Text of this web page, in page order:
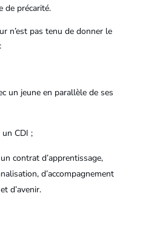
de précarité.
n’est pas tenu de donner le
un jeune en parallèle de ses
CDI ;
contrat d’apprentissage,
d’accompagnement
d’avenir.